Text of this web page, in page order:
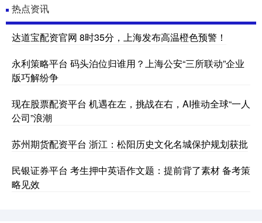
热点资讯
达道宝配资官网 8时35分，上海发布高温橙色预警！
永利策略平台 码头泊位归谁用？上海公安“三所联动”企业
版巧解纷争
现在股票配资平台 机遇在左，挑战在右，AI推动全球“一人
公司”浪潮
苏州期货配资平台 浙江：松阳历史文化名城保护规划获批
民银证券平台 考生押中英语作文题：提前背了素材 备考策
略见效